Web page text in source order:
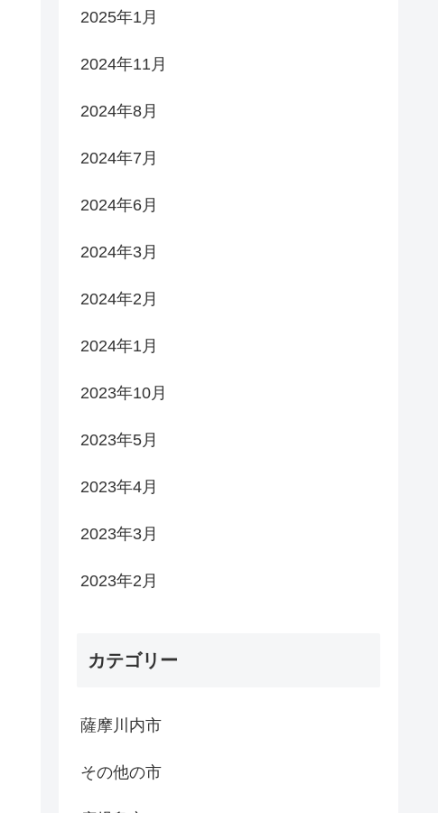
2025年1月
2024年11月
2024年8月
2024年7月
2024年6月
2024年3月
2024年2月
2024年1月
2023年10月
2023年5月
2023年4月
2023年3月
2023年2月
カテゴリー
薩摩川内市
その他の市